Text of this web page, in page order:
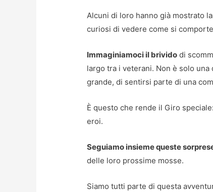
Alcuni di loro hanno già mostrato
curiosi di vedere come si
Immaginiamoci il brivido di
largo tra i veterani. Non è solo
grande, di sentirsi parte di una
È questo che rende il Giro
eroi.
Seguiamo insieme queste
delle loro prossime mosse.
Siamo tutti parte di questa